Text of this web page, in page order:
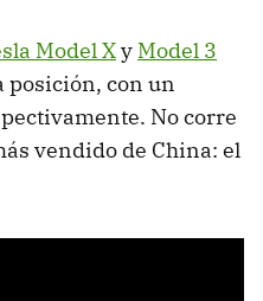
Model Xy Model 3
posición, con un
No corre
vendido de China: el